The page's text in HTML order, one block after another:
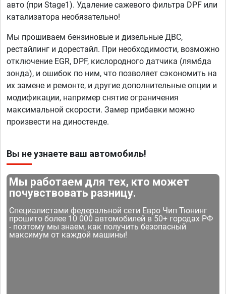
авто (при Stage1). Удаление сажевого фильтра DPF или
катализатора необязательно!
Мы прошиваем бензиновые и дизельные ДВС,
рестайлинг и дорестайл. При необходимости, возможно
отключение EGR, DPF, кислородного датчика (лямбда
зонда), и ошибок по ним, что позволяет сэкономить на
их замене и ремонте, и другие дополнительные опции и
модификации, например снятие ограничения
максимальной скорости. Замер прибавки можно
произвести на диностенде.
Вы не узнаете ваш автомобиль!
Мы работаем для тех, кто может
почувствовать разницу.
Специалистами федеральной сети Евро Чип Тюнинг
прошито более 10 000 автомобилей в 50+ городах РФ
- поэтому мы знаем, как получить безопасный
максимум от каждой машины!